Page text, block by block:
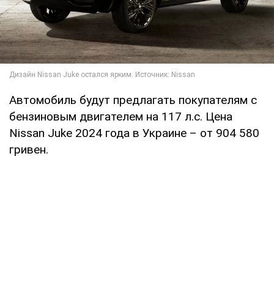
Автомобиль будут предлагать покупателям с
бензиновым двигателем на 117 л.с. Цена
Nissan Juke 2024 года в Украине – от 904 580
гривен.